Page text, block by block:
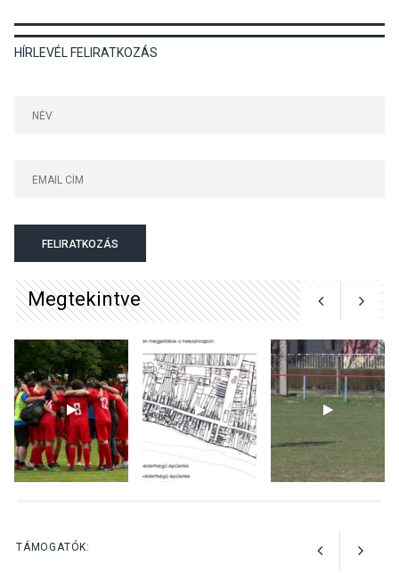
KULTÚRA 2026 AUG 06
Mi a pszichológia, és miért
Tahitótfaluban a Bodor
Színek, közösség és
hagyomány – kiállítás
nyitotta meg az idei Irány
Surány Fesztivált
KULTÚRA 2026 AUG 05
HÍRLEVÉL FELIRATKOZÁS
FELIRATKOZÁS
Megtekintve
TÁMOGATÓK: